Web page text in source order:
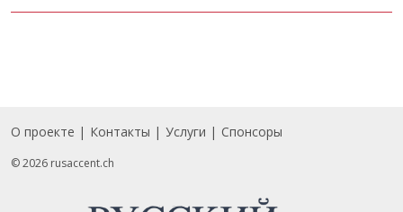
Footer
О проекте Контакты Услуги Спонсоры
© 2026 rusaccent.ch